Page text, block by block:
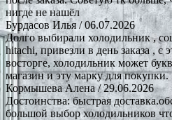
нигде не нашёл
Бурдасов Илья/ 06.07.2026
Долго выбирали холодильник ,
hitachi, привезли в день заказа , с
восторге, холодильник может
магазин и эту марку для покупки.
Кормышева Алена/ 29.06.2026
Достоинства: быстрая
большой выбор холодильников